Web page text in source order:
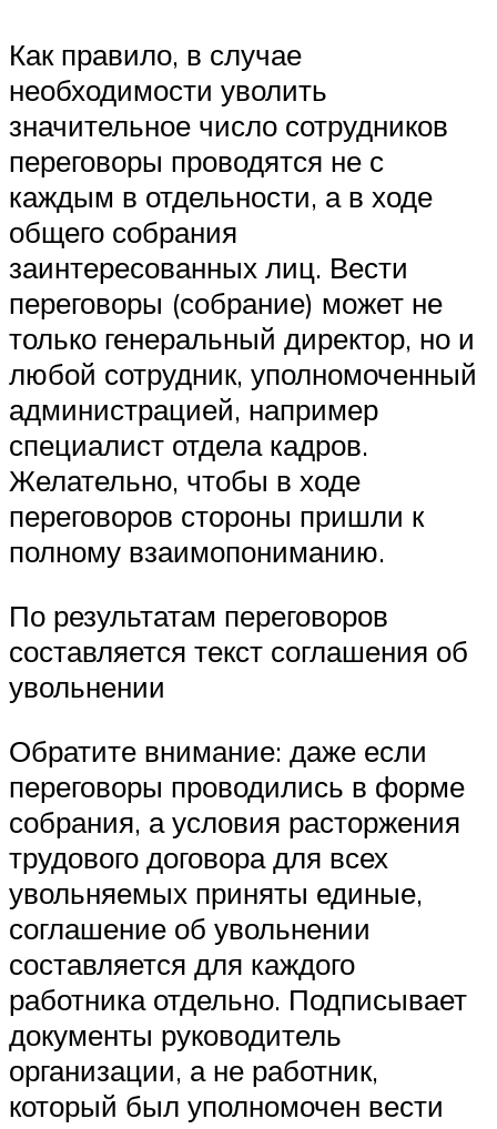
Как правило, в случае
необходимости уволить
значительное число сотрудников
переговоры проводятся не с
каждым в отдельности, а в ходе
общего собрания
заинтересованных лиц. Вести
переговоры (собрание) может не
только генеральный директор, но и
любой сотрудник, уполномоченный
администрацией, например
специалист отдела кадров.
Желательно, чтобы в ходе
переговоров стороны пришли к
полному взаимопониманию.
По результатам переговоров
составляется текст соглашения об
увольнении
Обратите внимание: даже если
переговоры проводились в форме
собрания, а условия расторжения
трудового договора для всех
увольняемых приняты единые,
соглашение об увольнении
составляется для каждого
работника отдельно. Подписывает
документы руководитель
организации, а не работник,
который был уполномочен вести